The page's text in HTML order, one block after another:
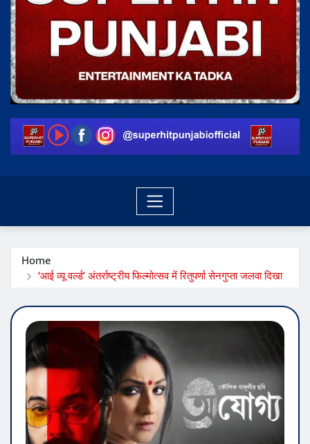
Home
‘आई व्यू वर्ल्ड’ अंतर्राष्ट्रीय फिल्मोत्सव में रितुपर्णा सेनगुप्ता जलवा दिखा